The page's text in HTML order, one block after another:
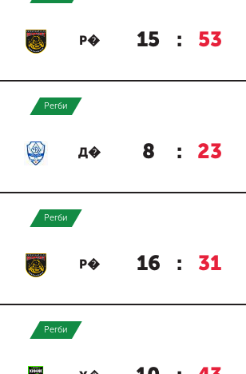
Р� 15 : 53
Регби
Д� 8 : 23
Регби
Р� 16 : 31
Регби